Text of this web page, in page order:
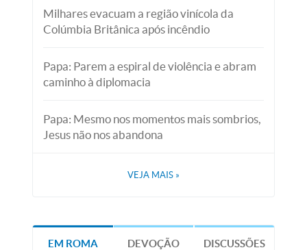
Milhares evacuam a região vinícola da
Colúmbia Britânica após incêndio
Papa: Parem a espiral de violência e abram
caminho à diplomacia
Papa: Mesmo nos momentos mais sombrios,
Jesus não nos abandona
VEJA MAIS »
EM ROMA DEVOÇÃO DISCUSSÕES